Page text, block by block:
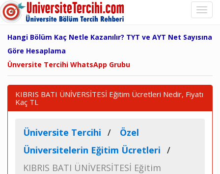
Hangi Bölüm Kaç Netle Kazanılır? TYT ve AYT Net Sayısına
Göre Hesaplama
Ünversite Tercihi WhatsApp Grubu
KIBRIS BATI ÜNİVERSİTESİ Eğitim Ücretleri Nedir, Fiyatı
Kaç TL
Üniversite Tercihi
Özel
Üniversitelerin Eğitim Ücretleri
KIBRIS BATI ÜNİVERSİTESİ Eğitim